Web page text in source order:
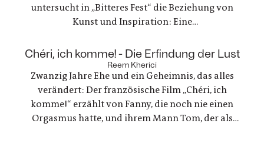
untersucht in „Bitteres Fest“ die Beziehung von
Kunst und Inspiration: Eine
nach Lanzarote reist, um zu trauern und ein
Regisseur, der in einer kreativen Krise steckt - zwei
Geschichten, die zunehmend verschmelzen.
Chéri, ich komme! - Die Erfindung der Lust
Reem Kherici
Zwanzig Jahre Ehe und ein Geheimnis, das alles
verändert: Der französische Film „Chéri, ich
komme!“ erzählt von Fanny, die noch nie einen
Orgasmus hatte, und ihrem Mann Tom, der als